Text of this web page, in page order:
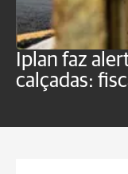
Iplan faz
calçadas: